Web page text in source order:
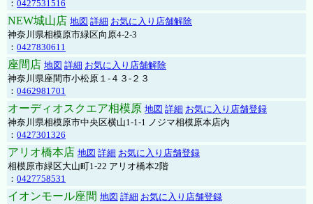
： 0427531516
NEW城山店 地図 詳細 お気に入り店舗解除
神奈川県相模原市緑区向原4-2-3
： 0427830611
座間店 地図 詳細 お気に入り店舗解除
神奈川県座間市小松原１-４３-２３
： 0462981701
オーディオスクエア相模原 地図 詳細 お気に入り店舗登録
神奈川県相模原市中央区横山1-1-1 ノジマ相模原本店内
： 0427301326
アリオ橋本店 地図 詳細 お気に入り店舗登録
相模原市緑区大山町1-22 アリオ橋本2階
： 0427758531
イオンモール座間 地図 詳細 お気に入り店舗登録